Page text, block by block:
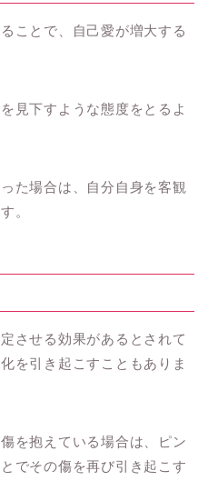
ことで、自己愛が増大する
見下すような態度をとるよ
た場合は、自分自身を客観
。
させる効果があるとされて
を引き起こすこともありま
を抱えている場合は、ピン
でその傷を再び引き起こす